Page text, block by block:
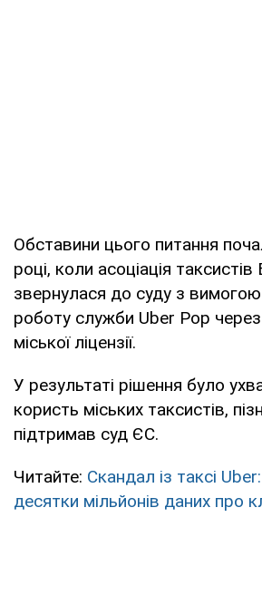
Обставини цього питання
році, коли асоціація
звернулася до суду з
роботу служби Uber Pop через
міської ліцензії.
У результаті рішення було
користь міських таксистів,
підтримав суд ЄС.
Читайте: Скандал із таксі
десятки мільйонів даних про